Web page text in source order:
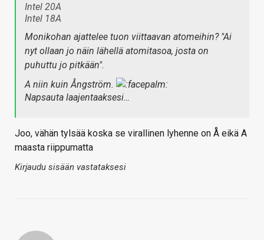
Intel 20A
Intel 18A
Monikohan ajattelee tuon viittaavan atomeihin? "Ai
nyt ollaan jo näin lähellä atomitasoa, josta on
puhuttu jo pitkään".
A niin kuin Ångström.
Napsauta laajentaaksesi…
Joo, vähän tylsää koska se virallinen lyhenne on Å eikä A
maasta riippumatta
Kirjaudu sisään vastataksesi